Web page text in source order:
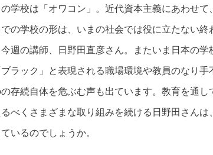
学校は「オワコン」。近代資本主義にあわせ
の学校の形は、いまの社会では役に立たない
今週の講師、日野田直彦さん。またいま日本の
ラック」と表現される職場環境や教員のなり
の存続自体を危ぶむ声も出ています。教育を通
べくさまざまな取り組みを続ける日野田さん
いるのでしょうか。